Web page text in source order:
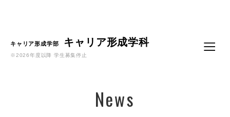
キャリア形成学部 キャリア形成学科
※2026年度以降 学生募集停止
News